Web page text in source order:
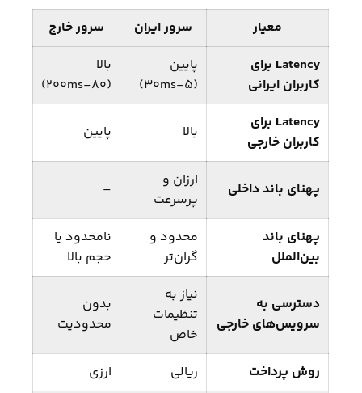
معیار سرور ایران
سرور خارج
Latency برای
کاربران ایرانی
پایین
(۵-۳۰ms)
بالا
(۸۰-۲۰۰ms)
Latency برای
کاربران خارجی
بالا پایین
پهنای باند داخلی
ارزان و
پرسرعت
–
پهنای باند
بین‌الملل
محدود و
گران‌تر
نامحدود یا
حجم بالا
دسترسی به
سرویس‌های خارجی
نیاز به
تنظیمات
خاص
بدون
محدودیت
روش پرداخت ریالی ارزی